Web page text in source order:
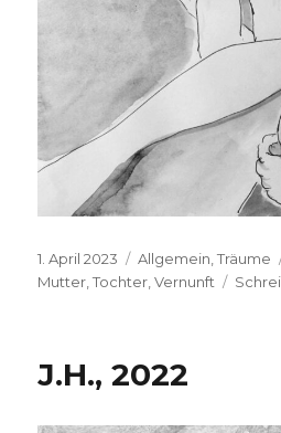
Veröffentlicht
am
1. April 2023 Kategorien
Allgemein ,Träume
Mutter ,Tochter ,Vernunft
J.H., 2022